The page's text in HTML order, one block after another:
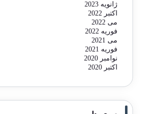
ژانویه 2023
اکتبر 2022
می 2022
فوریه 2022
می 2021
فوریه 2021
نوامبر 2020
اکتبر 2020